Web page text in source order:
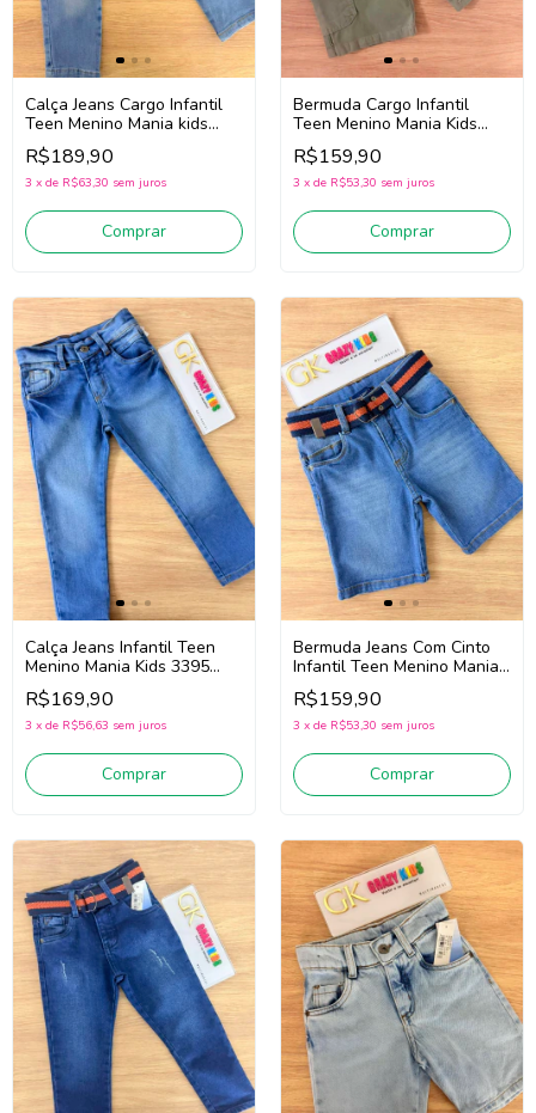
Calça Jeans Cargo Infantil
Teen Menino Mania kids
3402 (Jeans Médio)
R$189,90
3 x de R$63,30 sem juros
Comprar
Bermuda Cargo Infantil
Teen Menino Mania Kids
3383 (Verde)
R$159,90
3 x de R$53,30 sem juros
Comprar
Calça Jeans Infantil Teen
Menino Mania Kids 3395
(Jeans Claro)
R$169,90
3 x de R$56,63 sem juros
Comprar
Bermuda Jeans Com Cinto
Infantil Teen Menino Mania
Kids 3398 (Jeans Médio)
R$159,90
3 x de R$53,30 sem juros
Comprar